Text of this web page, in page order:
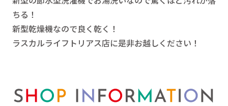
ちる！
新型乾燥機なので良く乾く！
ラスカルライフトリアス店に是非お越しください！